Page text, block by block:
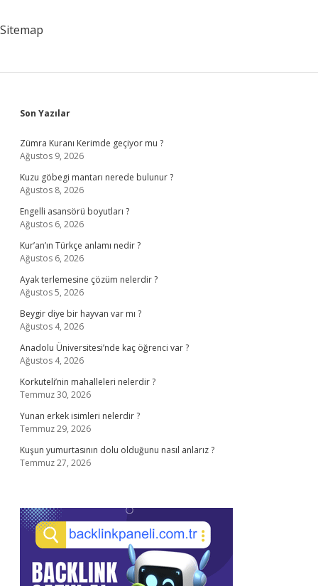
Sitemap
Sidebar
Son Yazılar
Zümra Kuranı Kerimde geçiyor mu ?
Ağustos 9, 2026
Kuzu göbegi mantarı nerede bulunur ?
Ağustos 8, 2026
Engelli asansörü boyutları ?
Ağustos 6, 2026
Kur’an’ın Türkçe anlamı nedir ?
Ağustos 6, 2026
Ayak terlemesine çözüm nelerdir ?
Ağustos 5, 2026
Beygir diye bir hayvan var mı ?
Ağustos 4, 2026
Anadolu Üniversitesi’nde kaç öğrenci var ?
Ağustos 4, 2026
Korkuteli’nin mahalleleri nelerdir ?
Temmuz 30, 2026
Yunan erkek isimleri nelerdir ?
Temmuz 29, 2026
Kuşun yumurtasının dolu olduğunu nasıl anlarız ?
Temmuz 27, 2026